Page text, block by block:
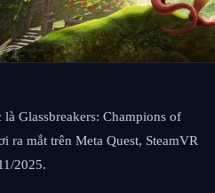
Glassbreakers: Champions of
ra mắt trên Meta Quest, SteamVR
2025.